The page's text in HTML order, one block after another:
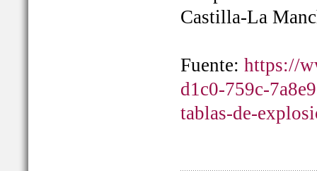
Castilla-La
Fuente: https://
d1c0-759c-
tablas-de-